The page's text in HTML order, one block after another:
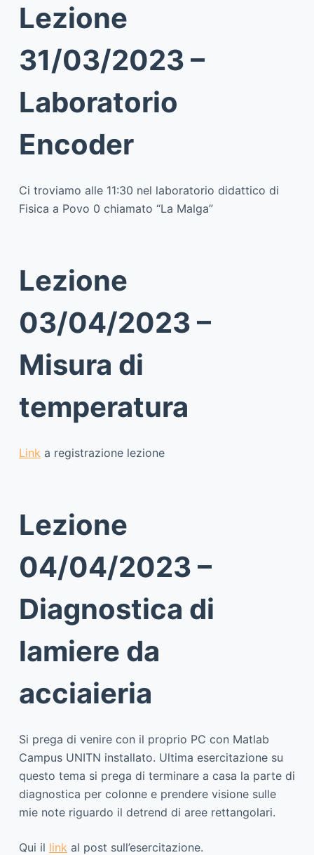
Lezione
31/03/2023 –
Laboratorio
Encoder
Ci troviamo alle 11:30 nel laboratorio didattico di
Fisica a Povo 0 chiamato “La Malga”
Lezione
03/04/2023 –
Misura di
temperatura
Linka registrazione lezione
Lezione
04/04/2023 –
Diagnostica di
lamiere da
acciaieria
Si prega di venire con il proprio PC con Matlab
Campus UNITN installato. Ultima esercitazione su
questo tema si prega di terminare a casa la parte di
diagnostica per colonne e prendere visione sulle
mie note riguardo il detrend di aree rettangolari.
Qui il linkal post sull’esercitazione.